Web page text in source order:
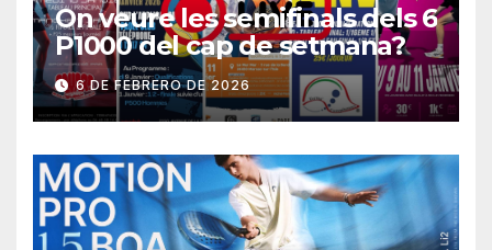
On veure les semifinals dels 6
P1000 del cap de setmana?
6 DE FEBRERO DE 2026